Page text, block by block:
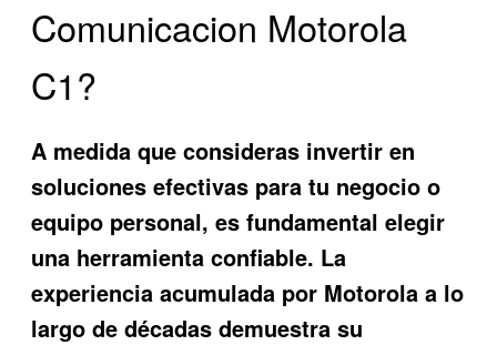
Comunicacion Motorola
C1?
A medida que consideras invertir en
soluciones efectivas para tu negocio o
equipo personal, es fundamental elegir
una herramienta confiable. La
experiencia acumulada por Motorola a lo
largo de décadas demuestra su